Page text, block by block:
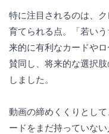
特に注目されるのは、
育てられる点。「若い
来的に有利なカードや
賛同し、将来的な選択
しました。
動画の締めくくりとし
ードをまだ持っていな